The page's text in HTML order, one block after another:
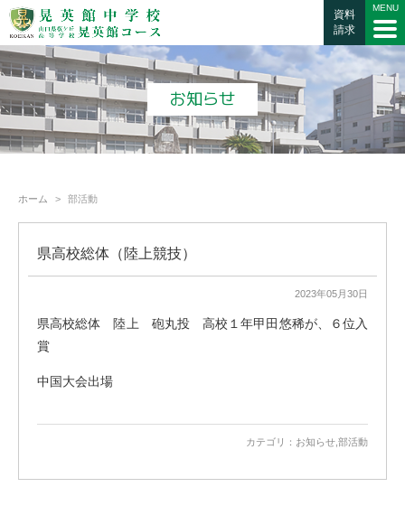
資料
請求
お知らせ
ホーム 部活動
県高校総体（陸上競技）
2023年05月30日
県高校総体 陸上 砲丸投 高校１年甲田悠稀が、６位入
賞
中国大会出場
カテゴリ： お知らせ 部活動